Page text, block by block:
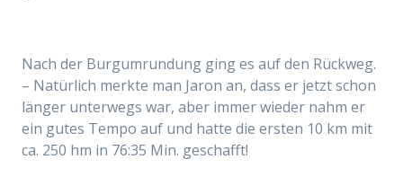
Nach der Burgumrundung ging es auf den Rückweg.
– Natürlich merkte man Jaron an, dass er jetzt schon
länger unterwegs war, aber immer wieder nahm er
ein gutes Tempo auf und hatte die ersten 10 km mit
ca. 250 hm in 76:35 Min. geschafft!